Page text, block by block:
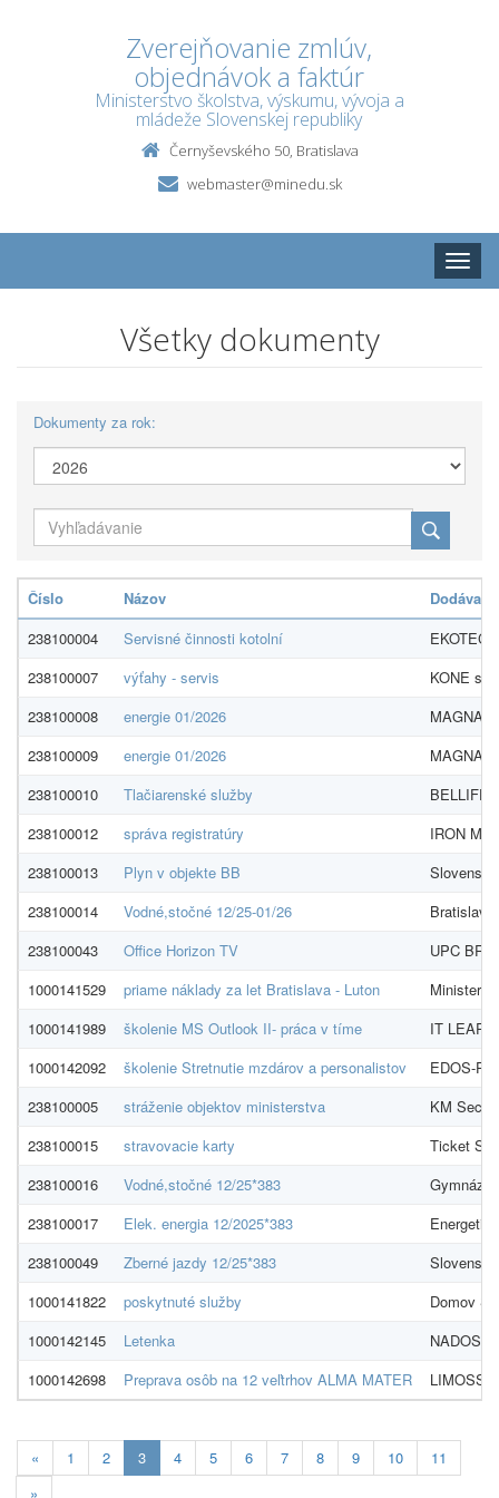
Zverejňovanie zmlúv,
objednávok a faktúr
Ministerstvo školstva, výskumu, vývoja a
mládeže Slovenskej republiky
Černyševského 50, Bratislava
webmaster@minedu.sk
Toggle
Všetky dokumenty
Dokumenty za rok:
Číslo Názov
Dodávateľ
238100004
Servisné činnosti kotolní
238100007
výťahy - servis
KONE
238100008
energie 01/2026
MAGNA
238100009
energie 01/2026
MAGNA
238100010
Tlačiarenské služby
238100012
správa registratúry
IRON
238100013
Plyn v objekte BB
238100014
Vodné,stočné 12/25-01/26
238100043
Office Horizon TV
UPC
1000141529
priame náklady za let Bratislava - Luton
1000141989
školenie MS Outlook II- práca v tíme
IT
1000142092
školenie Stretnutie mzdárov a personalistov
EDOS-
238100005
stráženie objektov ministerstva
KM
238100015
stravovacie karty
Ticket
238100016
Vodné,stočné 12/25*383
238100017
Elek. energia 12/2025*383
238100049
Zberné jazdy 12/25*383
1000141822
poskytnuté služby
Domov
1000142145
Letenka
1000142698
Preprava osôb na 12 veľtrhov ALMA MATER
« 1 2 3Aktualna-
stranka
4 5 6 7 8 9 10
11
»